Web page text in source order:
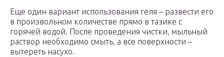
Еще один вариант использования геля – развести его
в произвольном количестве прямо в тазике с
горячей водой. После проведения чистки, мыльный
раствор необходимо смыть, а все поверхности –
вытереть насухо.